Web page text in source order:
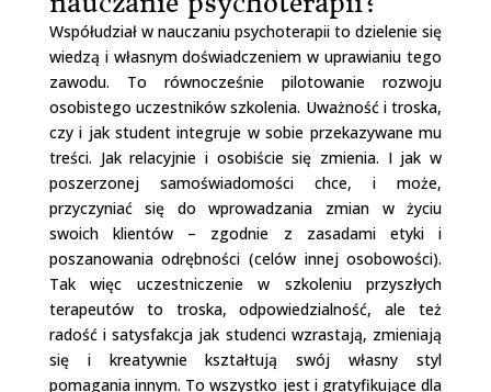
Współudział w nauczaniu psychoterapii to dzielenie się
wiedzą i własnym doświadczeniem w uprawianiu tego
zawodu. To równocześnie pilotowanie rozwoju
osobistego uczestników szkolenia. Uważność i troska,
czy i jak student integruje w sobie przekazywane mu
treści. Jak relacyjnie i osobiście się zmienia. I jak w
poszerzonej samoświadomości chce, i może,
przyczyniać się do wprowadzania zmian w życiu
swoich klientów – zgodnie z zasadami etyki i
poszanowania odrębności (celów innej osobowości).
Tak więc uczestniczenie w szkoleniu przyszłych
terapeutów to troska, odpowiedzialność, ale też
radość i satysfakcja jak studenci wzrastają, zmieniają
się i kreatywnie kształtują swój własny styl
pomagania innym. To wszystko jest i gratyfikujące dla